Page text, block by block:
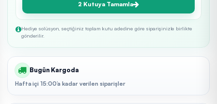
2 Kutuya Tamamla
Hediye solüsyon, seçtiğiniz toplam kutu adedine göre siparişinizle birlikte
gönderilir.
Bugün Kargoda
Hafta içi 15:00’a kadar verilen siparişler